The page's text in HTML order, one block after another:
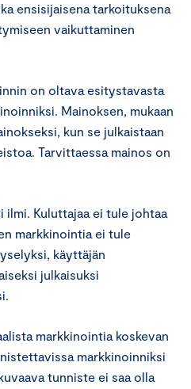
ensisijaisena tarkoituksena
vaikuttaminen
on oltava esitystavasta
Mainoksen, mukaan
kun se julkaistaan
Tarvittaessa mainos on
ilmi. Kuluttajaa ei tule johtaa
markkinointia ei tule
käyttäjän
julkaisuksi
markkinointia koskevan
markkinoinniksi
tunniste ei saa olla